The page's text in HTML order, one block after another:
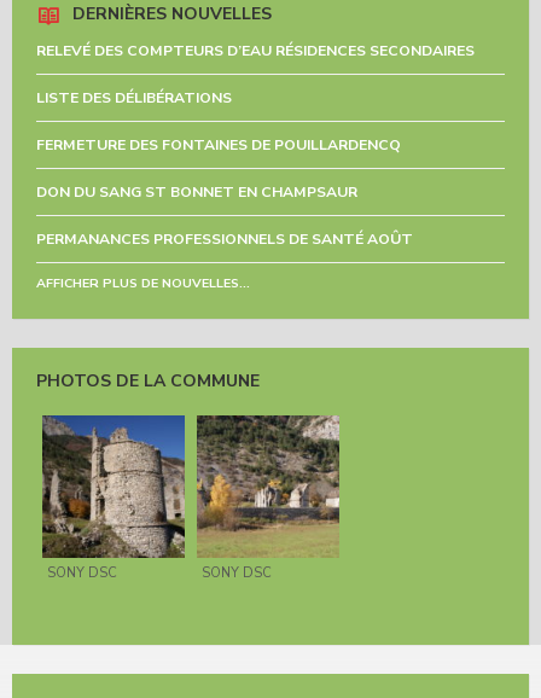
DERNIÈRES NOUVELLES
RELEVÉ DES COMPTEURS D’EAU RÉSIDENCES SECONDAIRES
LISTE DES DÉLIBÉRATIONS
FERMETURE DES FONTAINES DE POUILLARDENCQ
DON DU SANG ST BONNET EN CHAMPSAUR
PERMANANCES PROFESSIONNELS DE SANTÉ AOÛT
AFFICHER PLUS DE NOUVELLES...
PHOTOS DE LA COMMUNE
SONY DSC SONY DSC